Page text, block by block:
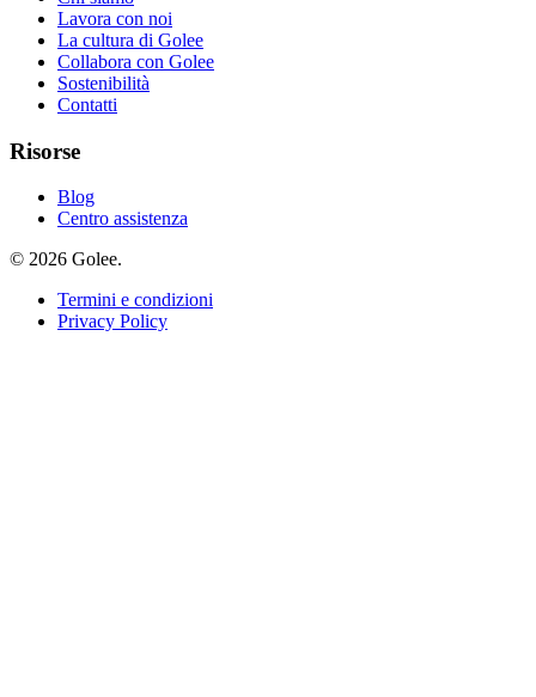
Lavora con noi
La cultura di Golee
Collabora con Golee
Sostenibilità
Contatti
Risorse
Blog
Centro assistenza
© 2026 Golee.
Termini e condizioni
Privacy Policy